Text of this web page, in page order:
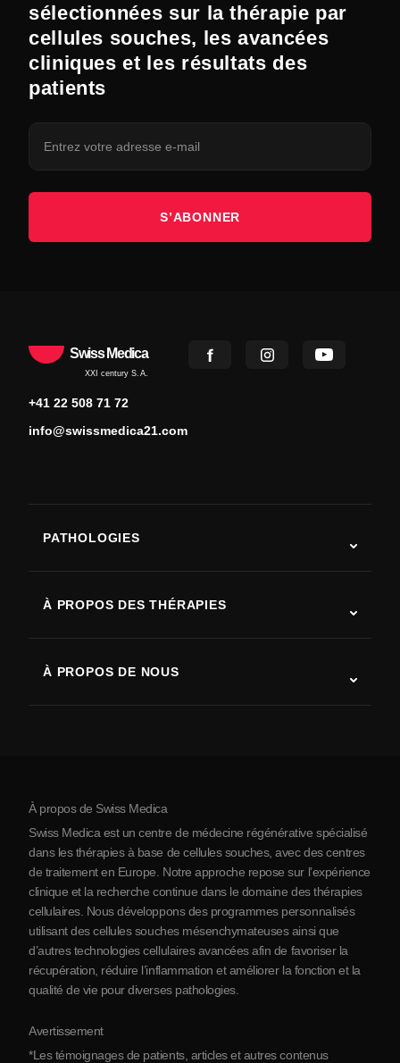
sélectionnées sur la thérapie par
cellules souches, les avancées
cliniques et les résultats des
patients
S’ABONNER
Swiss Medica
XXI century S.A.
+41 22 508 71 72
info@swissmedica21.com
PATHOLOGIES
Maladie de Parkinson
Arthrite
À PROPOS DES THÉRAPIES
À PROPOS DE NOUS
À propos de la Serbie
Partenariats
Contact
À propos de Swiss Medica
Swiss Medica est un centre de médecine régénérative spécialisé
dans les thérapies à base de cellules souches, avec des centres
de traitement en Europe. Notre approche repose sur l’expérience
clinique et la recherche continue dans le domaine des thérapies
cellulaires. Nous développons des programmes personnalisés
utilisant des cellules souches mésenchymateuses ainsi que
d’autres technologies cellulaires avancées afin de favoriser la
récupération, réduire l’inflammation et améliorer la fonction et la
qualité de vie pour diverses pathologies.
Avertissement
*Les témoignages de patients, articles et autres contenus